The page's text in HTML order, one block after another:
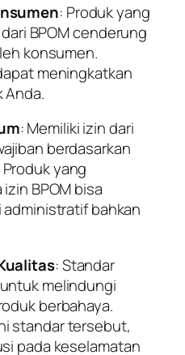
: Produk yang
BPOM cenderung
konsumen.
meningkatkan
Anda.
: Memiliki izin dari
berdasarkan
yang
BPOM bisa
bahkan
: Standar
melindungi
berbahaya.
standar tersebut,
pada keselamatan